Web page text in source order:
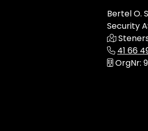
Bertel O.
Security
41 66
OrgNr: